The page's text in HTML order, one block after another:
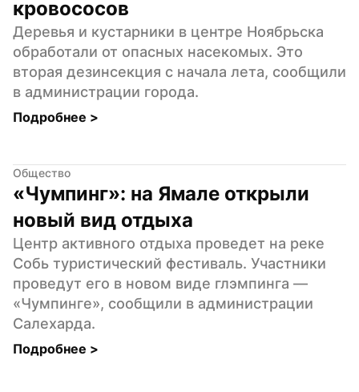
кровососов
Деревья и кустарники в центре Ноябрьска
обработали от опасных насекомых. Это
вторая дезинсекция с начала лета, сообщили
в администрации города.
Подробнее >
Общество
«Чумпинг»: на Ямале открыли
новый вид отдыха
Центр активного отдыха проведет на реке
Собь туристический фестиваль. Участники
проведут его в новом виде глэмпинга —
«Чумпинге», сообщили в администрации
Салехарда.
Подробнее >